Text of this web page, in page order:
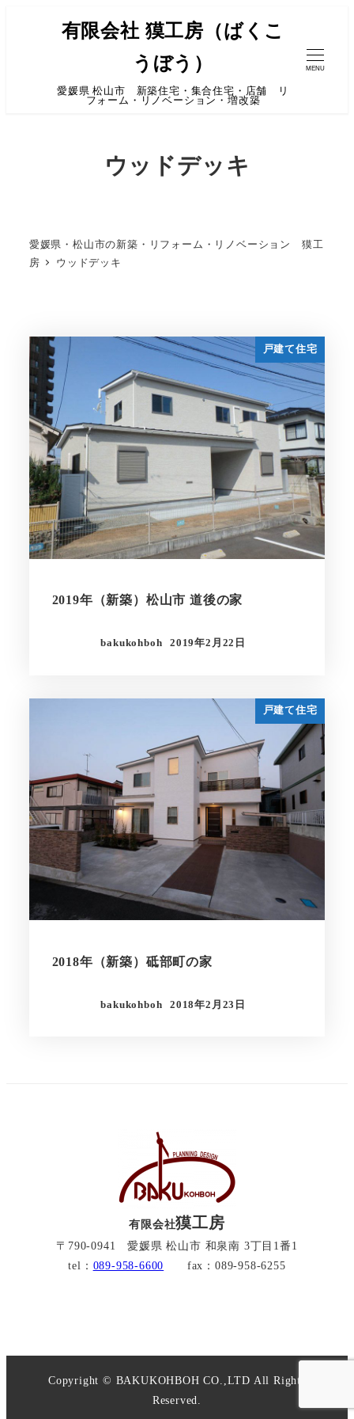
有限会社 獏工房（ばくこ
うぼう）
愛媛県 松山市 新築住宅・集合住宅・店舗 リ
フォーム・リノベーション・増改築
MENU
ウッドデッキ
愛媛県・松山市の新築・リフォーム・リノベーション 獏工
房
ウッドデッキ
戸建て住宅
2019年（新築）松山市 道後の家
bakukohboh 2019年2月22日
戸建て住宅
2018年（新築）砥部町の家
bakukohboh 2018年2月23日
有限会社獏工房
〒790-0941 愛媛県 松山市 和泉南 3丁目1番1
tel： 089-958-6600 fax：089-958-6255
Copyright © BAKUKOHBOH CO.,LTD All Rights
Reserved.